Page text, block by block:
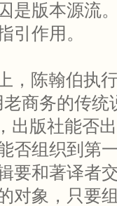
是版本源流
引作用。
，陈翰伯执
商务的传
出版社能否
否组织到第
要和著译者
对象，只要